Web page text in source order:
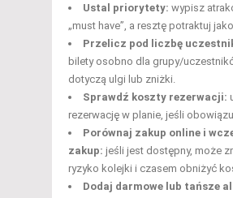
Ustal priorytety: wypisz
„must have”, a resztę potraktuj
Przelicz pod liczbę
bilety osobno dla grupy/
dotyczą ulgi lub zniżki.
Sprawdź koszty rezerwacji:
rezerwację w planie, jeśli
Porównaj zakup online i
zakup: jeśli jest dostępny, może
ryzyko kolejki i czasem obniżyć
Dodaj darmowe lub tańsze